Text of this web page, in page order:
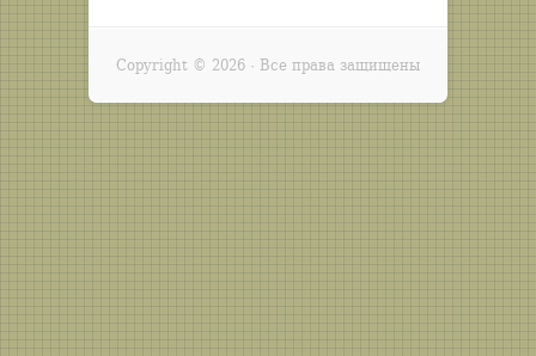
Copyright © 2026 · Все права защищены